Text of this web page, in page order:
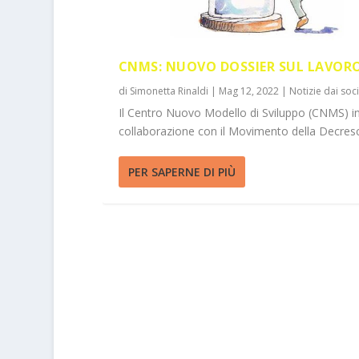
CNMS: NUOVO DOSSIER SUL
di Simonetta Rinaldi | Mag 12, 2022| Notizie dai soci
Il Centro Nuovo Modello di Sviluppo (CNMS) in
collaborazione con il Movimento della
PER SAPERNE DI PIÙ